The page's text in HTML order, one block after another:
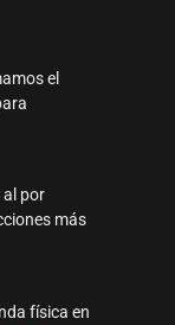
el
al por
más
física en